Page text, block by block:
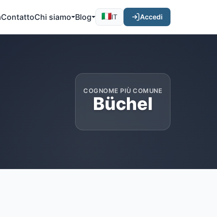
ContattoChi siamo Blog IT Accedi
COGNOME PIÙ COMUNE
Büchel